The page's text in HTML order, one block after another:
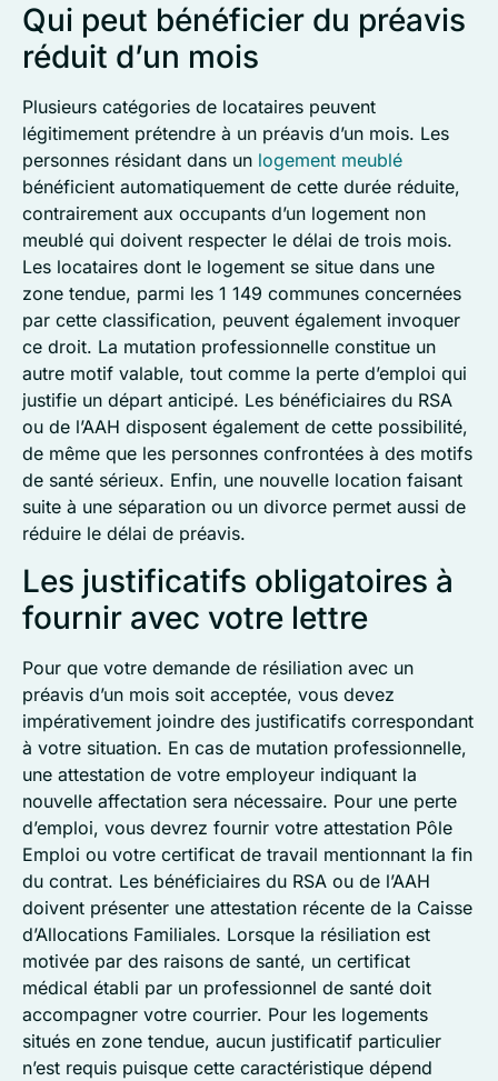
Qui peut bénéficier du préavis
réduit d’un mois
Plusieurs catégories de locataires peuvent
légitimement prétendre à un préavis d’un mois. Les
personnes résidant dans un logement meublé
bénéficient automatiquement de cette durée réduite,
contrairement aux occupants d’un logement non
meublé qui doivent respecter le délai de trois mois.
Les locataires dont le logement se situe dans une
zone tendue, parmi les 1 149 communes concernées
par cette classification, peuvent également invoquer
ce droit. La mutation professionnelle constitue un
autre motif valable, tout comme la perte d’emploi qui
justifie un départ anticipé. Les bénéficiaires du RSA
ou de l’AAH disposent également de cette possibilité,
de même que les personnes confrontées à des motifs
de santé sérieux. Enfin, une nouvelle location faisant
suite à une séparation ou un divorce permet aussi de
réduire le délai de préavis.
Les justificatifs obligatoires à
fournir avec votre lettre
Pour que votre demande de résiliation avec un
préavis d’un mois soit acceptée, vous devez
impérativement joindre des justificatifs correspondant
à votre situation. En cas de mutation professionnelle,
une attestation de votre employeur indiquant la
nouvelle affectation sera nécessaire. Pour une perte
d’emploi, vous devrez fournir votre attestation Pôle
Emploi ou votre certificat de travail mentionnant la fin
du contrat. Les bénéficiaires du RSA ou de l’AAH
doivent présenter une attestation récente de la Caisse
d’Allocations Familiales. Lorsque la résiliation est
motivée par des raisons de santé, un certificat
médical établi par un professionnel de santé doit
accompagner votre courrier. Pour les logements
situés en zone tendue, aucun justificatif particulier
n’est requis puisque cette caractéristique dépend